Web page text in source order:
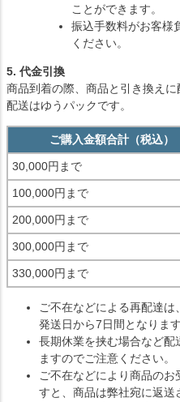
ことができます。
振込手数料がお客様
ください。
5. 代金引換
商品到着の際、商品と引き換えに
配送はゆうパックです。
ご購入金額合計（税込）
30,000円まで
100,000円まで
200,000円まで
300,000円まで
330,000円まで
ご不在などによる再配達
発送日から7日間となります
長期休業を挟む場合など
ますのでご注意ください。
ご不在などにより商品のお
すと、商品は弊社宛に返送